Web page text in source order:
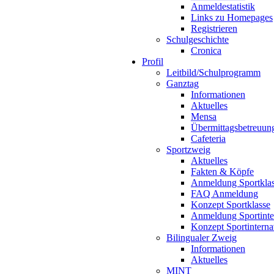
Anmeldestatistik
Links zu Homepages
Registrieren
Schulgeschichte
Cronica
Profil
Leitbild/Schulprogramm
Ganztag
Informationen
Aktuelles
Mensa
Cafeteria
Sportzweig
Aktuelles
Fakten & Köpfe
Anmeldung
FAQ Anmeldung
Konzept Sportklasse
Anmeldung
Konzept
Bilingualer Zweig
Informationen
Aktuelles
MINT